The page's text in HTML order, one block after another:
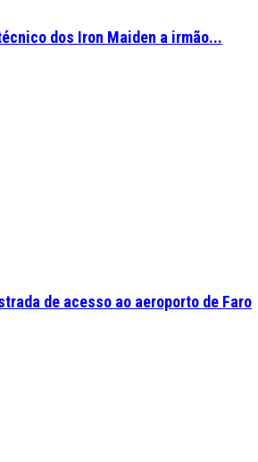
dos Iron Maiden a irmão...
de acesso ao aeroporto de Faro